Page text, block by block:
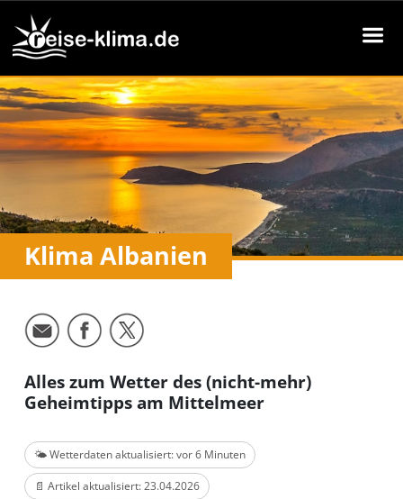
Klima Albanien
Alles zum Wetter des (nicht-mehr)
Geheimtipps am Mittelmeer
🌤️ Wetterdaten aktualisiert: vor 6 Minuten
📄 Artikel aktualisiert: 23.04.2026